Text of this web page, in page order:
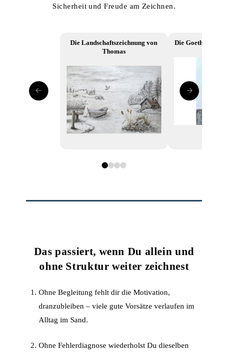
Sicherheit und Freude am Zeichnen.
Die Landschaftszeichnung von
Thomas
Die Goethe-
0 1 2 3
Das passiert, wenn Du allein und
ohne Struktur weiter zeichnest
Ohne Begleitung fehlt dir die Motivation,
dranzubleiben – viele gute Vorsätze verlaufen im
Alltag im Sand.
Ohne Fehlerdiagnose wiederholst Du dieselben